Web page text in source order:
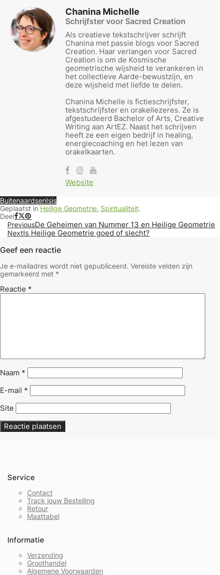
Chanina Michelle
Schrijfster voor Sacred Creation
Als creatieve tekstschrijver schrijft
Chanina met passie blogs voor Sacred
Creation. Haar verlangen voor Sacred
Creation is om de Kosmische
geometrische wijsheid te verankeren in
het collectieve Aarde-bewustzijn, en
deze wijsheid met liefde te delen.
Chanina Michelle is fictieschrijfster,
tekstschrijfster en orakellezeres. Ze is
afgestudeerd Bachelor of Arts, Creative
Writing aan ArtEZ. Naast het schrijven
heeft ze een eigen bedrijf in healing,
energiecoaching en het lezen van
orakelkaarten.
Website
BuitenaardsenIsis
Geplaatst in Heilige Geometrie, Spiritualiteit.
Deel
PreviousDe Geheimen van Nummer 13 en Heilige Geometrie
NextIs Heilige Geometrie goed of slecht?
Geef een reactie
Je e-mailadres wordt niet gepubliceerd. Vereiste velden zijn
gemarkeerd met *
Reactie *
Naam *
E-mail *
Site
Service
Contact
Track jouw Bestelling
Retour
Maattabel
Informatie
Verzending
Groothandel
Algemene Voorwaarden